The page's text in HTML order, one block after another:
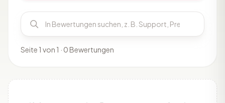
Seite 1 von 1 · 0 Bewertungen